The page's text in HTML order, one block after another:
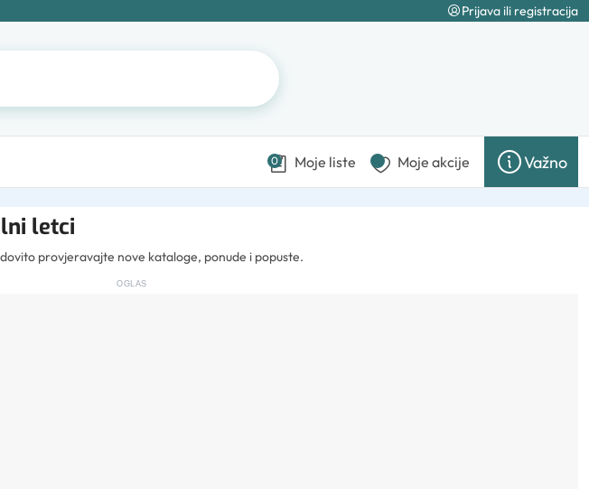
Prijava ili registracija
0 Moje liste Moje akcije Važno
letci
provjeravajte nove kataloge, ponude i popuste.
OGLAS